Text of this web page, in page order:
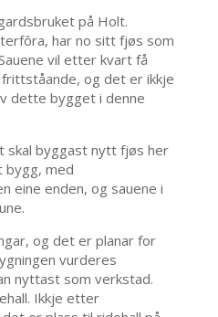
på Holt.
har no sitt fjøs som
vil etter kvart få
og det er ikkje
dette bygget i denne
skal byggast nytt fjøs her
bygg, med
eine enden, og sauene i
og det er planar for
vurderes
nyttast som verkstad.
Ikkje etter